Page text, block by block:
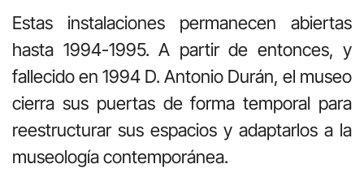
Estas instalaciones permanecen abiertas
hasta 1994-1995. A partir de entonces, y
fallecido en 1994 D. Antonio Durán, el museo
cierra sus puertas de forma temporal para
reestructurar sus espacios y adaptarlos a la
museología contemporánea.